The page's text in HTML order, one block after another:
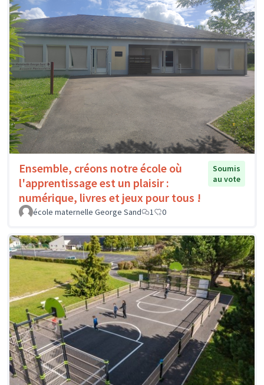
Ensemble, créons notre école où
l'apprentissage est un plaisir :
numérique, livres et jeux pour tous !
Soumis
au vote
école maternelle George Sand 1 0